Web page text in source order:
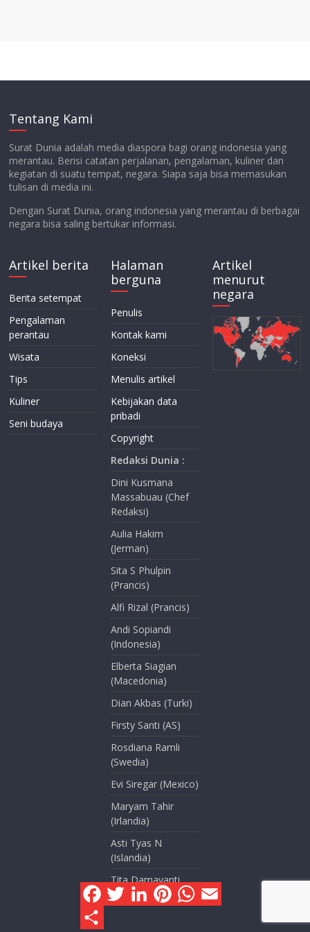
Tentang Kami
Surat Dunia adalah media diaspora bagi orang indonesia yang
merantau. Berisi catatan perjalanan, pengalaman, kuliner dan
kegiatan di suatu tempat, negara. Siapa saja bisa memasukan
tulisan di media ini.
Dengan Surat Dunia, orang indonesia yang merantau di berbagai
negara bisa saling bertukar informasi.
Artikel berita
Berita setempat
Pengalaman
perantau
Wisata
Tips
Kuliner
Seni budaya
Halaman
berguna
Penulis
Kontak kami
Koneksi
Menulis artikel
Kebijakan data
pribadi
Copyright
Redaksi Dunia :
Dini Kusmana
Massabuau (Chef
Redaksi)
Aulia Hakim
(Jerman)
Sita S Phulpin
(Prancis)
Alfi Rizal (Prancis)
Andi Sopiandi
(Indonesia)
Elberta Siagian
(Macedonia)
Dian Akbas (Turki)
Firsty Santi (AS)
Rosdiana Ramli
(Swedia)
Evi Siregar (Mexico)
Maryam Tahir
(Irlandia)
Asti Tyas N
(Islandia)
Tita Damayanti
(FR/AS)
Artikel
menurut
negara
F
a
c
T
w
i
L
n
P
n
W
h
a